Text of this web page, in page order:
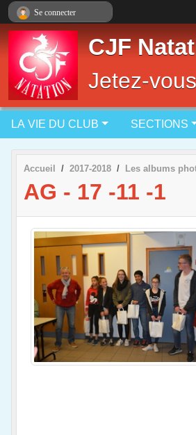
CJF
Jetez-
LA VIE DU CLUB SECTIONS
Accueil 2017-2018 Les albums
AG - 17 -11 -1
Se connecter
Panneau de gestion des cookies